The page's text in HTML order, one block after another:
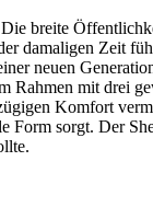
breite
damaligen Zeit
neuen
Rahmen mit drei
Komfort
Form sorgt. Der